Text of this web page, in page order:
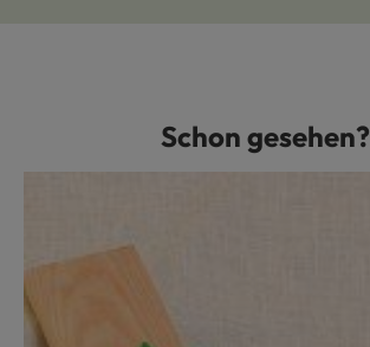
Produktgalerie überspringenSchon gesehen?